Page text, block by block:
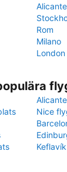
Alicante
Rom
Milano
London
Nice